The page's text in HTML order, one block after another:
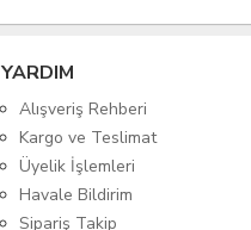
YARDIM
Alışveriş Rehberi
Kargo ve Teslimat
Üyelik İşlemleri
Havale Bildirim
Sipariş Takip